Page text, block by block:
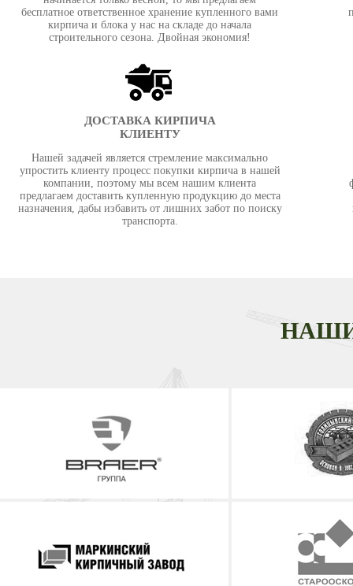
бесплатное ответственное хранение купленного вами
кирпича и блока у нас на складе до начала
строительного сезона. Двойная экономия!
ДОСТАВКА КИРПИЧА
КЛИЕНТУ
Нашей задачей является стремление максимально
упростить клиенту процесс покупки кирпича в нашей
компании, поэтому мы всем нашим клиента
предлагаем доставить купленную продукцию до места
назначения, дабы избавить от лишних забот по поиску
транспорта.